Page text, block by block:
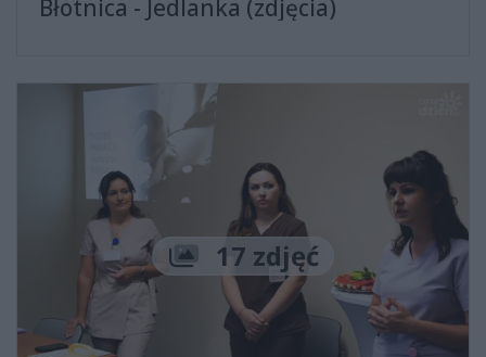
Błotnica - Jedlanka (zdjęcia)
Liczba zdjęć
17 zdjęć